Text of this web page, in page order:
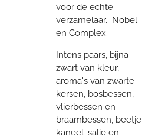
voor de echte
verzamelaar. Nobel
en Complex.
Intens paars, bijna
zwart van kleur,
aroma's van zwarte
kersen, bosbessen,
vlierbessen en
braambessen, beetje
kaneel, salie en